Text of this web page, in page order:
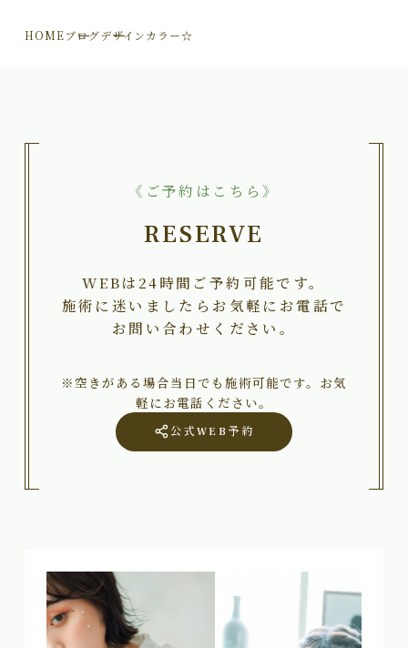
HOMEブログデザインカラー☆
《ご予約はこちら》
RESERVE
WEBは24時間ご予約可能です。
施術に迷いましたらお気軽にお電話で
お問い合わせください。
※空きがある場合当日でも施術可能です。お気
軽にお電話ください。
公式WEB予約